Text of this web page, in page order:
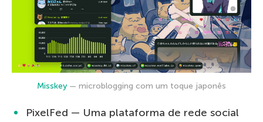
Misskey — microblogging com um toque japonês
PixelFed — Uma plataforma de rede social